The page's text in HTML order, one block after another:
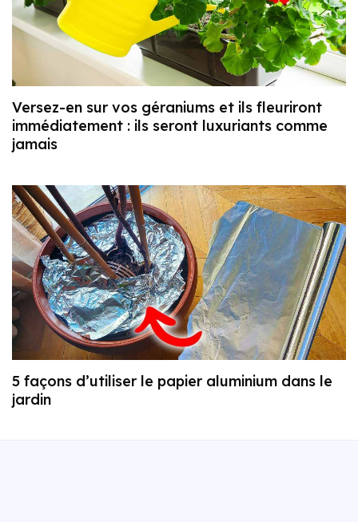
Versez-en sur vos géraniums et ils fleuriront
immédiatement : ils seront luxuriants comme
jamais
5 façons d’utiliser le papier aluminium dans le
jardin